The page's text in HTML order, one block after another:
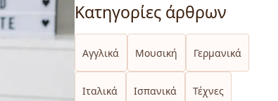
Κατηγορίες άρθρων
Αγγλικά Μουσική Γερμανικά
Ιταλικά Ισπανικά Τέχνες